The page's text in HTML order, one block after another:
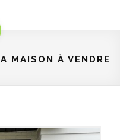
MAISON À VENDRE